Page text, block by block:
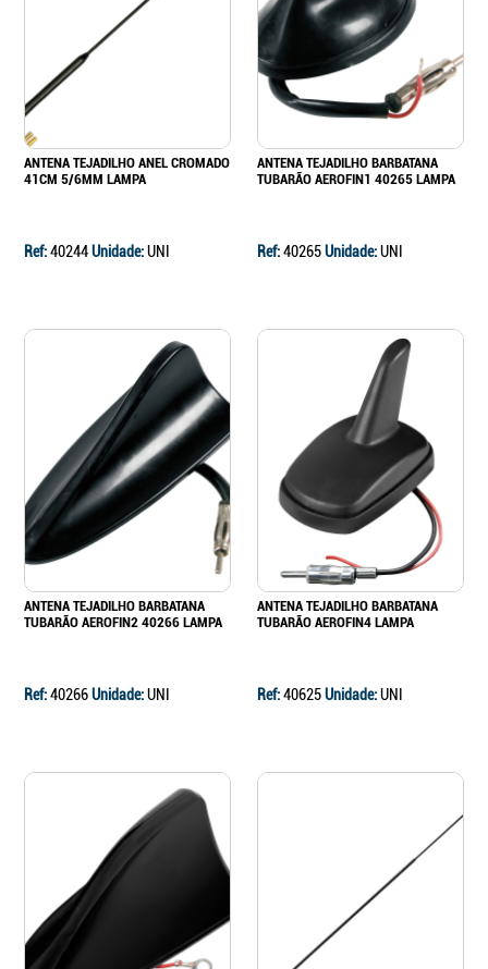
ANTENA TEJADILHO ANEL CROMADO
41CM 5/6MM LAMPA
Ref:40244Unidade:UNI
ANTENA TEJADILHO BARBATANA
TUBARÃO AEROFIN1 40265 LAMPA
Ref:40265Unidade:UNI
ANTENA TEJADILHO BARBATANA
TUBARÃO AEROFIN2 40266 LAMPA
Ref:40266Unidade:UNI
ANTENA TEJADILHO BARBATANA
TUBARÃO AEROFIN4 LAMPA
Ref:40625Unidade:UNI